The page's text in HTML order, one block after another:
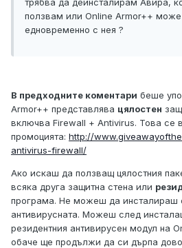
трябва да деинсталирам Авира,
ползвам или Online Armor++
едновременно с нея ?
В предходните коментари беше
Armor++ представлява цялостен
включва Firewall + Antivirus. Това се
промоцията: http://
antivirus-firewall/
Ако искаш да ползващ цялостния
всяка друга защитна стена или
програма. Не можеш да инсталираш
антивирусната. Можеш след
резидентния антивирусен модул на
обаче ще продължи да си дърпа